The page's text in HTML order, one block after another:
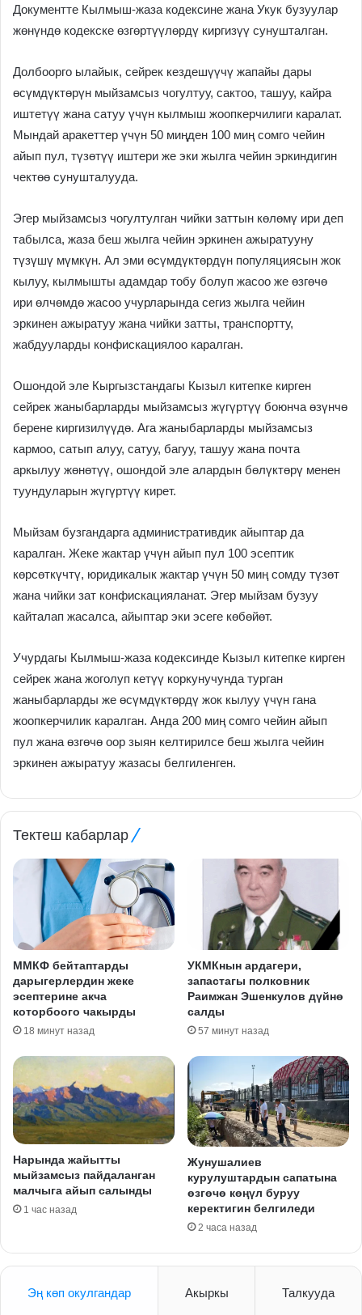
Документте Кылмыш-жаза кодексине жана Укук бузуулар
жөнүндө кодекске өзгөртүүлөрдү киргизүү сунушталган.
Долбоорго ылайык, сейрек кездешүүчү жапайы дары
өсүмдүктөрүн мыйзамсыз чогултуу, сактоо, ташуу, кайра
иштетүү жана сатуу үчүн кылмыш жоопкерчилиги каралат.
Мындай аракеттер үчүн 50 миңден 100 миң сомго чейин
айып пул, түзөтүү иштери же эки жылга чейин эркиндигин
чектөө сунушталууда.
Эгер мыйзамсыз чогултулган чийки заттын көлөмү ири деп
табылса, жаза беш жылга чейин эркинен ажыратууну
түзүшү мүмкүн. Ал эми өсүмдүктөрдүн популяциясын жок
кылуу, кылмышты адамдар тобу болуп жасоо же өзгөчө
ири өлчөмдө жасоо учурларында сегиз жылга чейин
эркинен ажыратуу жана чийки затты, транспортту,
жабдууларды конфискациялоо каралган.
Ошондой эле Кыргызстандагы Кызыл китепке кирген
сейрек жаныбарларды мыйзамсыз жүгүртүү боюнча өзүнчө
берене киргизилүүдө. Ага жаныбарларды мыйзамсыз
кармоо, сатып алуу, сатуу, багуу, ташуу жана почта
аркылуу жөнөтүү, ошондой эле алардын бөлүктөрү менен
туундуларын жүгүртүү кирет.
Мыйзам бузгандарга административдик айыптар да
каралган. Жеке жактар үчүн айып пул 100 эсептик
көрсөткүчтү, юридикалык жактар үчүн 50 миң сомду түзөт
жана чийки зат конфискацияланат. Эгер мыйзам бузуу
кайталап жасалса, айыптар эки эсеге көбөйөт.
Учурдагы Кылмыш-жаза кодексинде Кызыл китепке кирген
сейрек жана жоголуп кетүү коркунучунда турган
жаныбарларды же өсүмдүктөрдү жок кылуу үчүн гана
жоопкерчилик каралган. Анда 200 миң сомго чейин айып
пул жана өзгөчө оор зыян келтирилсе беш жылга чейин
эркинен ажыратуу жазасы белгиленген.
Тектеш кабарлар
ММКФ бейтаптарды
дарыгерлердин жеке
эсептерине акча
которбоого чакырды
18 минут назад
УКМКнын ардагери,
запастагы полковник
Раимжан Эшенкулов дүйнө
салды
57 минут назад
Нарында жайытты
мыйзамсыз пайдаланган
малчыга айып салынды
1 час назад
Жунушалиев
курулуштардын сапатына
өзгөчө көңүл буруу
керектигин белгиледи
2 часа назад
Эң көп окулгандар Акыркы Талкууда